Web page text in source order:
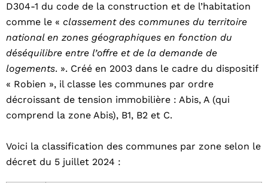
D304-1 du code de la construction et de l’habitation
comme le « classement des communes du territoire
national en zones géographiques en fonction du
déséquilibre entre l’offre et de la demande de
logements. ». Créé en 2003 dans le cadre du dispositif
« Robien », il classe les communes par ordre
décroissant de tension immobilière : Abis, A (qui
comprend la zone Abis), B1, B2 et C.
Voici la classification des communes par zone selon le
décret du 5 juillet 2024 :